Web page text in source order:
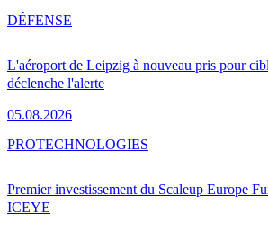
L'aéroport de Leipzig à nouveau pris pour
déclenche l'alerte
05.08.2026
DÉFENSE
Premier investissement du Scaleup Europe
ICEYE
PROTECHNOLOGIES